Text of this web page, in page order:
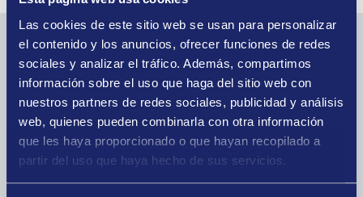
Las cookies de este sitio web se usan para personalizar
el contenido y los anuncios, ofrecer funciones de redes
sociales y analizar el tráfico. Además, compartimos
información sobre el uso que haga del sitio web con
nuestros partners de redes sociales, publicidad y análisis
web, quienes pueden combinarla con otra información
que les haya proporcionado o que hayan recopilado a
partir del uso que haya hecho de sus servicios.
Los servicios de esta tienda
Compro oro
La mayor tasación del mercado, presupuestos